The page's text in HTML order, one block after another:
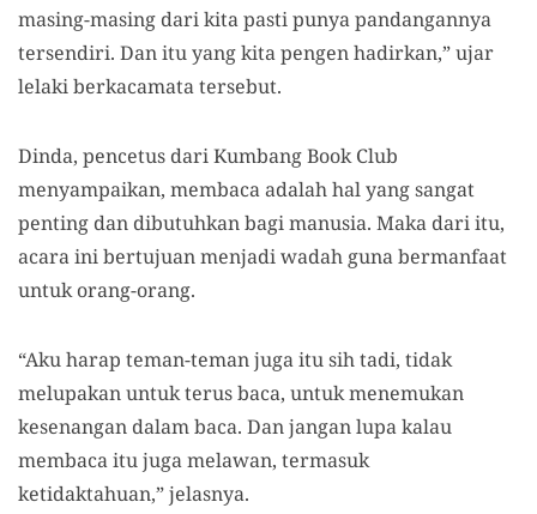
masing-masing dari kita pasti punya pandangannya
tersendiri. Dan itu yang kita pengen hadirkan,” ujar
lelaki berkacamata tersebut.
Dinda, pencetus dari Kumbang Book Club
menyampaikan, membaca adalah hal yang sangat
penting dan dibutuhkan bagi manusia. Maka dari itu,
acara ini bertujuan menjadi wadah guna bermanfaat
untuk orang-orang.
“Aku harap teman-teman juga itu sih tadi, tidak
melupakan untuk terus baca, untuk menemukan
kesenangan dalam baca. Dan jangan lupa kalau
membaca itu juga melawan, termasuk
ketidaktahuan,” jelasnya.